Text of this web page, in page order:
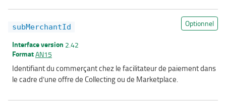
subMerchantId Optionnel
Interface version 2.42
FormatAN15
Identifiant du commerçant chez le facilitateur de paiement dans
le cadre d’une offre de Collecting ou de Marketplace.